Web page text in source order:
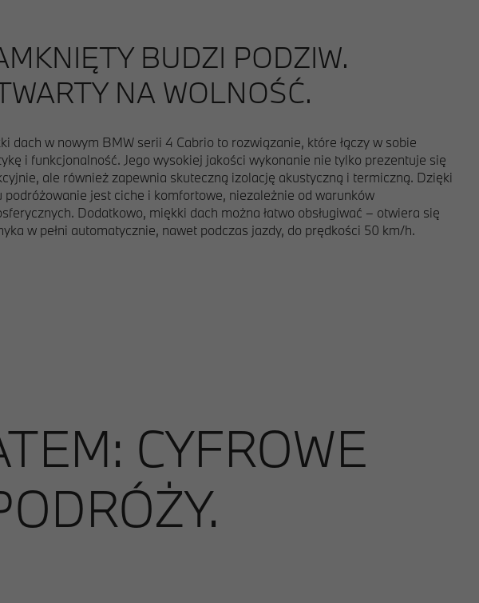
BUDZI PODZIW.
NA WOLNOŚĆ.
dach w nowym BMW serii 4 Cabrio to rozwiązanie, które łączy w sobie
i funkcjonalność. Jego wysokiej jakości wykonanie nie tylko prezentuje się
ale również zapewnia skuteczną izolację akustyczną i termiczną. Dzięki
podróżowanie jest ciche i komfortowe, niezależnie od warunków
Dodatkowo, miękki dach można łatwo obsługiwać – otwiera się
w pełni automatycznie, nawet podczas jazdy, do prędkości 50 km/h.
CYFROWE